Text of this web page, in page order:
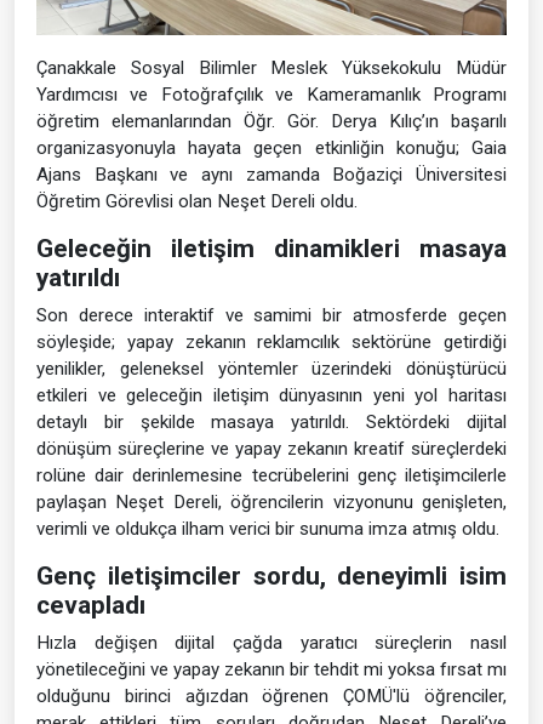
Çanakkale Sosyal Bilimler Meslek Yüksekokulu Müdür
Yardımcısı ve Fotoğrafçılık ve Kameramanlık Programı
öğretim elemanlarından Öğr. Gör. Derya Kılıç’ın başarılı
organizasyonuyla hayata geçen etkinliğin konuğu; Gaia
Ajans Başkanı ve aynı zamanda Boğaziçi Üniversitesi
Öğretim Görevlisi olan Neşet Dereli oldu.
Geleceğin iletişim dinamikleri masaya
yatırıldı
Son derece interaktif ve samimi bir atmosferde geçen
söyleşide; yapay zekanın reklamcılık sektörüne getirdiği
yenilikler, geleneksel yöntemler üzerindeki dönüştürücü
etkileri ve geleceğin iletişim dünyasının yeni yol haritası
detaylı bir şekilde masaya yatırıldı. Sektördeki dijital
dönüşüm süreçlerine ve yapay zekanın kreatif süreçlerdeki
rolüne dair derinlemesine tecrübelerini genç iletişimcilerle
paylaşan Neşet Dereli, öğrencilerin vizyonunu genişleten,
verimli ve oldukça ilham verici bir sunuma imza atmış oldu.
Genç iletişimciler sordu, deneyimli isim
cevapladı
Hızla değişen dijital çağda yaratıcı süreçlerin nasıl
yönetileceğini ve yapay zekanın bir tehdit mi yoksa fırsat mı
olduğunu birinci ağızdan öğrenen ÇOMÜ'lü öğrenciler,